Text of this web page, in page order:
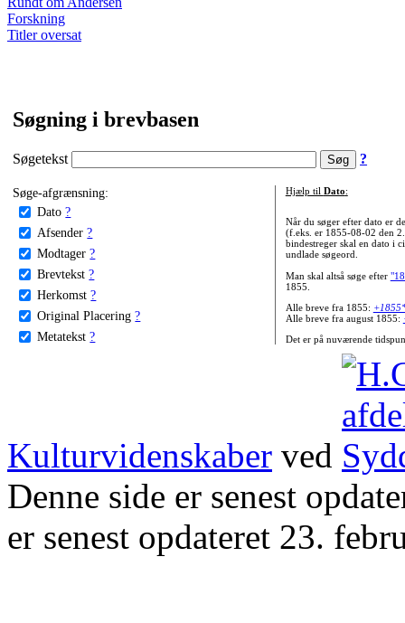
Forskning
Titler oversat
Søgning i brevbasen
Søgetekst ?
Søge-afgrænsning:
Dato ?
Afsender ?
Modtager ?
Brevtekst ?
Herkomst ?
Original Placering ?
Metatekst ?
Hjælp til Dato:
Når du søger efter dato er
(f.eks. er 1855-08-02 den
bindestreger skal en dato i
undlade søgeord.
Man skal altså søge efter
1855.
Alle breve fra 1855:
Alle breve fra august 1855:
Det er på nuværende
Kulturvidenskaber ved
Denne side er senest
er senest opdateret 23.